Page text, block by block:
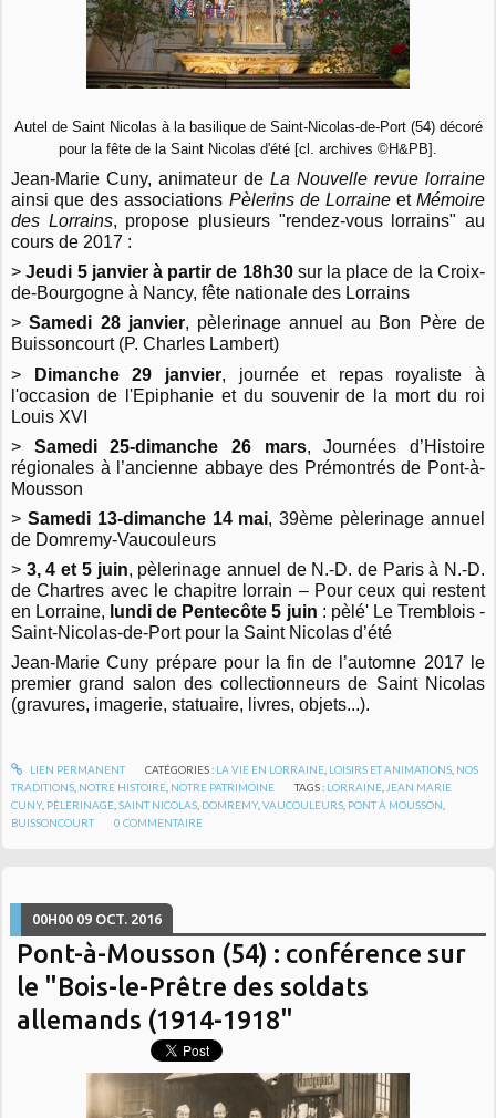
Autel de Saint Nicolas à la basilique de Saint-Nicolas-de-Port (54) décoré
pour la fête de la Saint Nicolas d'été [cl. archives ©H&PB].
Jean-Marie Cuny, animateur de La Nouvelle revue lorraine
ainsi que des associations Pèlerins de Lorraineet Mémoire
des Lorrains, propose plusieurs "rendez-vous lorrains" au
cours de 2017 :
>Jeudi 5 janvier à partir de 18h30sur la place de la Croix-
de-Bourgogne à Nancy, fête nationale des Lorrains
>Samedi 28 janvier, pèlerinage annuel au Bon Père de
Buissoncourt (P. Charles Lambert)
>
Dimanche 29 janvier, journée et repas royaliste à
l'occasion de l'Epiphanie et du souvenir de la mort du roi
Louis XVI
> Samedi 25-dimanche 26 mars, Journées d’Histoire
régionales à l’ancienne abbaye des Prémontrés de Pont-à-
Mousson
> Samedi 13-dimanche 14 mai, 39ème pèlerinage annuel
de Domremy-Vaucouleurs
> 3, 4 et 5 juin, pèlerinage annuel de N.-D. de Paris à N.-D.
de Chartres avec le chapitre lorrain – Pour ceux qui restent
en Lorraine, lundi de Pentecôte 5 juin : pèlé' Le Tremblois -
Saint-Nicolas-de-Port pour la Saint Nicolas d’été
Jean-Marie Cuny prépare pour la fin de l’automne 2017 le
premier grand salon des collectionneurs de Saint Nicolas
(gravures, imagerie, statuaire, livres, objets...).
LIEN PERMANENT CATÉGORIES : LA VIE EN LORRAINE, LOISIRS ET ANIMATIONS, NOS
TRADITIONS NOTRE HISTOIRE NOTRE PATRIMOINE TAGS : LORRAINE JEAN MARIE
CUNY, PÈLERINAGE ,SAINT NICOLAS DOMREMY,VAUCOULEURS PONT À MOUSSON
BUISSONCOURT
0 COMMENTAIRE
00H00 09 OCT. 2016
Pont-à-Mousson (54) : conférence sur
le "Bois-le-Prêtre des soldats
allemands (1914-1918"